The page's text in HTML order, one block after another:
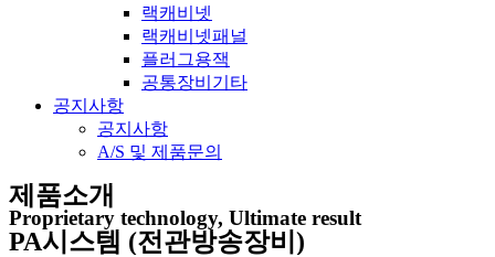
랙캐비넷
랙캐비넷패널
플러그용잭
공통장비기타
공지사항
공지사항
A/S 및 제품문의
제품소개
Proprietary technology, Ultimate result
PA시스템 (전관방송장비)